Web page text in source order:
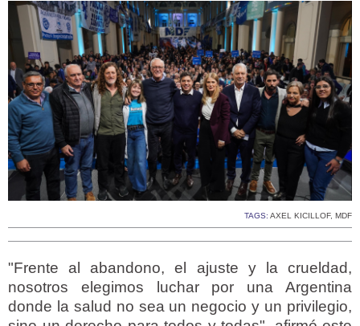
TAGS: AXEL KICILLOF, MDF
"Frente al abandono, el ajuste y la crueldad,
nosotros elegimos luchar por una Argentina
donde la salud no sea un negocio y un privilegio,